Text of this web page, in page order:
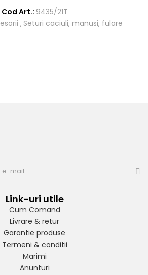
Cod Art.: 9435/21T
Seturi caciuli, manusi, fulare
Link-uri utile
Cum Comand
Livrare & retur
Garantie produse
Termeni & conditii
Marimi
Anunturi